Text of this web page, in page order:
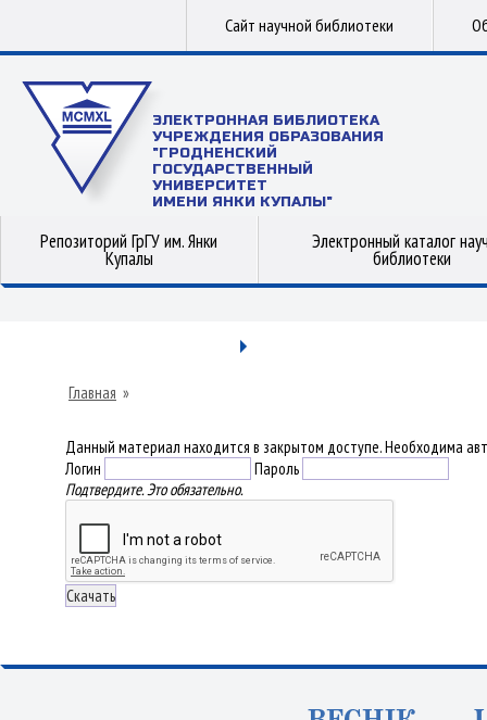
Сайт научной библиотеки
ЭЛЕКТРОННАЯ БИБЛИОТЕКА
УЧРЕЖДЕНИЯ ОБРАЗОВАНИЯ
"ГРОДНЕНСКИЙ
ГОСУДАРСТВЕННЫЙ
УНИВЕРСИТЕТ
ИМЕНИ ЯНКИ КУПАЛЫ"
Репозиторий ГрГУ им. Янки
Купалы
Электронный каталог
библиотеки
Главная »
Данный материал находится в закрытом доступе. Необходима
Логин
Пароль
Подтвердите. Это обязательно.